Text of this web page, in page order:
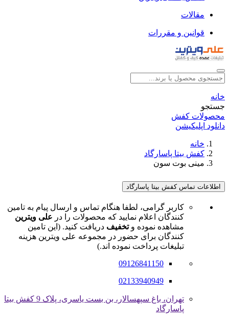
مقالات
قوانین و مقررات
خانه
جستجو
محصولات کفش
دانلود اپلیکیشن
خانه
کفش بیتا پاسارگاد
مینی بوت سون
اطلاعات تماس کفش بیتا پاسارگاد
کاربر گرامی، لطفا هنگام تماس و ارسال پیام به تامین
کنندگان اعلام نمایید که محصولات را در علی ویترین
مشاهده نموده وتخفیف دریافت کنید. (این تامین
کنندگان برای حضور در مجموعه علی ویترین هزینه
تبلیغات پرداخت نموده اند.)
09126841150
02133940949
تهران، باغ سپهسالار، بن بست یاسری، پلاک 9 کفش بیتا
پاسارگاد